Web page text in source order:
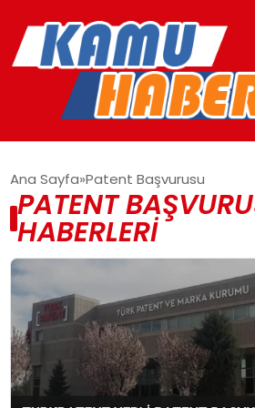
YAŞAM
GÜNCEL
MAGAZIN
EKONOMI
SPOR
Ana Sayfa Patent Başvurusu
PATENT
HABERLERI